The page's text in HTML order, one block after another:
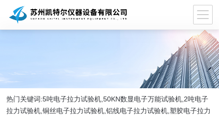
热门关键词:5吨电子拉力试验机,50KN数显电子万能试验机,2吨电子
拉力试验机,铜丝电子拉力试验机,铝线电子拉力试验机,塑胶电子拉力